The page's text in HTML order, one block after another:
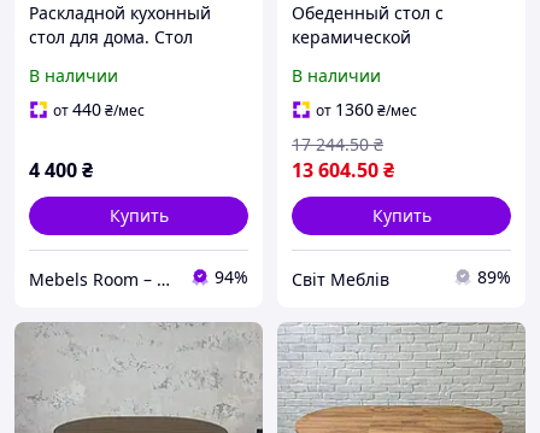
Раскладной кухонный
стол для дома. Стол
стиле лофт
В наличии
от440₴/мес
4 400₴
Купить
Mebels Room – ми за комфорт та зручність для вас 94%
Обеденный стол с
керамической
прямоугольный в
современном стиле для
кухни гостиной TM-76
петра грей+чёрный
В наличии
от 1360₴/мес
13 604.50₴
17 244.50 ₴
Купить
Світ Меблів 89%